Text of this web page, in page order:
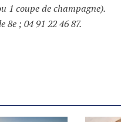
1 coupe de champagne).
8e ; 04 91 22 46 87.